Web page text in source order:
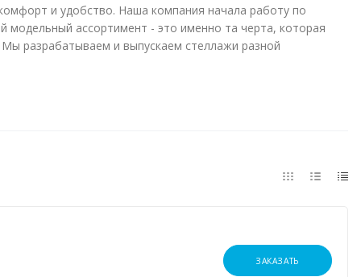
и удобство. Наша компания начала работу по
модельный ассортимент - это именно та черта, которая
разрабатываем и выпускаем стеллажи разной
ЗАКАЗАТЬ